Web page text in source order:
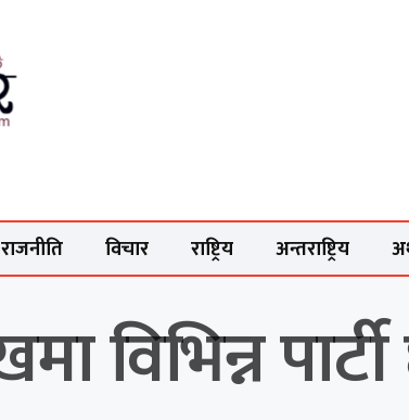
राजनीति विचार राष्ट्रिय अन्तराष्ट्रिय
विभिन्न